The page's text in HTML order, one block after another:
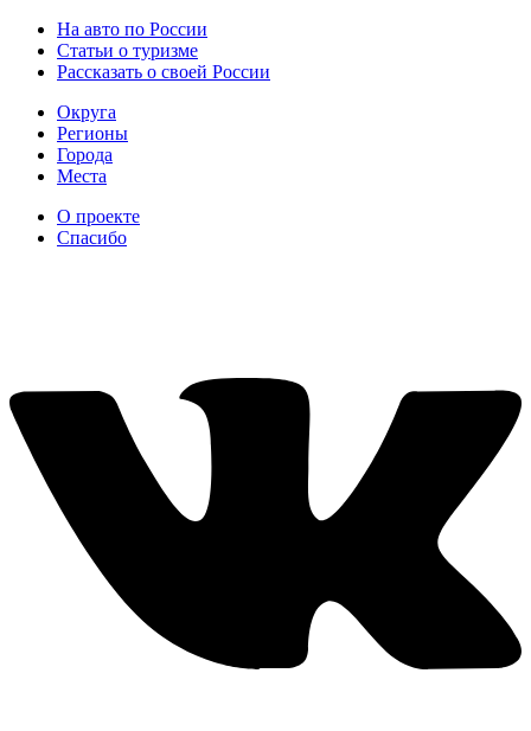
На авто по России
Статьи о туризме
Рассказать о своей России
Округа
Регионы
Города
Места
О проекте
Спасибо